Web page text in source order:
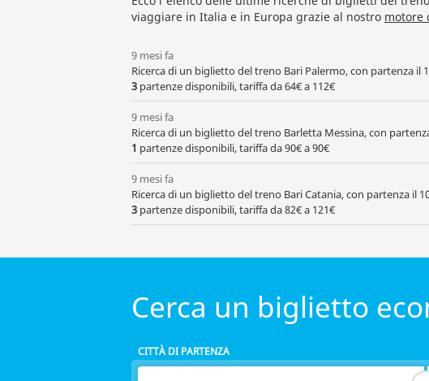
viaggiare in Italia e in Europa grazie al nostro motore
9 mesi fa
Ricerca di un biglietto del treno Bari Palermo, con partenza il
3 partenze disponibili, tariffa da 64€ a 112€
9 mesi fa
Ricerca di un biglietto del treno Barletta Messina, con
1 partenze disponibili, tariffa da 90€ a 90€
9 mesi fa
Ricerca di un biglietto del treno Bari Catania, con partenza il
3 partenze disponibili, tariffa da 82€ a 121€
Cerca un biglietto
CITTÀ DI PARTENZA